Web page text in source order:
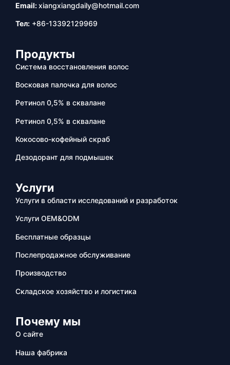
Email:xiangxiangdaily@hotmail.com
Тел: +86-13392129969
Продукты
Система восстановления волос
Восковая палочка для волос
Ретинол 0,5% в сквалане
Ретинол 0,5% в сквалане
Кокосово-кофейный скраб
Дезодорант для подмышек
Услуги
Услуги в области исследований и разработок
Услуги OEM&ODM
Бесплатные образцы
Послепродажное обслуживание
Производство
Складское хозяйство и логистика
Почему мы
О сайте
Наша фабрика